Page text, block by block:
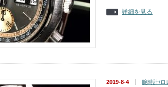
詳細を見る
2019-8-4 腕時計/ロ